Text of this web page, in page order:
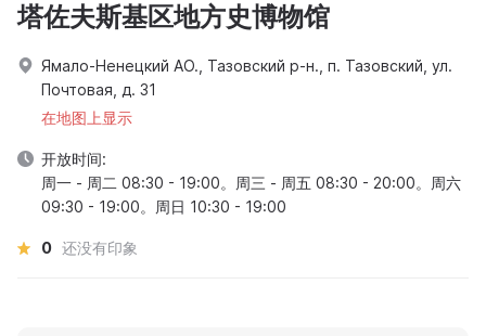
塔佐夫斯基区地方史博物馆
Ямало-Ненецкий АО., Тазовский р-н., п. Тазовский, ул.
Почтовая, д. 31
在地图上显示
开放时间:
周一 - 周二 08:30 - 19:00。周三 - 周五 08:30 - 20:00。周六
09:30 - 19:00。周日 10:30 - 19:00
0 还没有印象